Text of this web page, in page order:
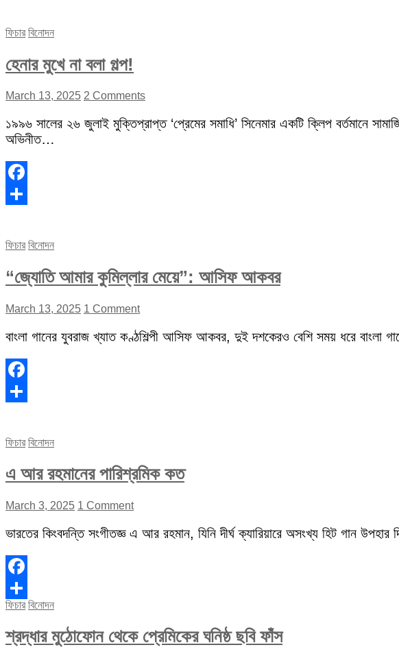
ফিচার বিনোদন
হেনার মুখে না বলা গল্প!
March 13, 2025 2 Comments
১৯৯৬ সালের ২৬ জুলাই মুক্তিপ্রাপ্ত ‘প্রেমের সমাধি’ সিনেমার একটি ক্লিপ বর্তমানে
অভিনীত…
Facebook
ফিচার বিনোদন
“জ্যোতি আমার কুমিল্লার মেয়ে”: আসিফ আকবর
March 13, 2025 1 Comment
বাংলা গানের যুবরাজ খ্যাত কণ্ঠশিল্পী আসিফ আকবর, দুই দশকেরও বেশি সময় ধরে বাংলা
Facebook
ফিচার বিনোদন
এ আর রহমানের পারিশ্রমিক কত
March 3, 2025 1 Comment
ভারতের কিংবদন্তি সংগীতজ্ঞ এ আর রহমান, যিনি দীর্ঘ ক্যারিয়ারে অসংখ্য হিট গান
Facebook
Share
ফিচার বিনোদন
শ্রদ্ধার মুঠোফোন থেকে প্রেমিকের ঘনিষ্ঠ ছবি ফাঁস